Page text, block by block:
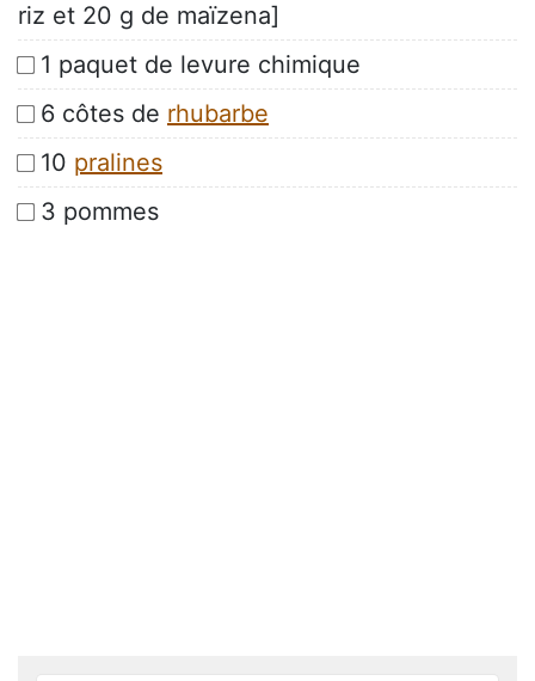
riz et 20 g de maïzena]
1 paquet de levure chimique
6 côtes de rhubarbe
10 pralines
3 pommes